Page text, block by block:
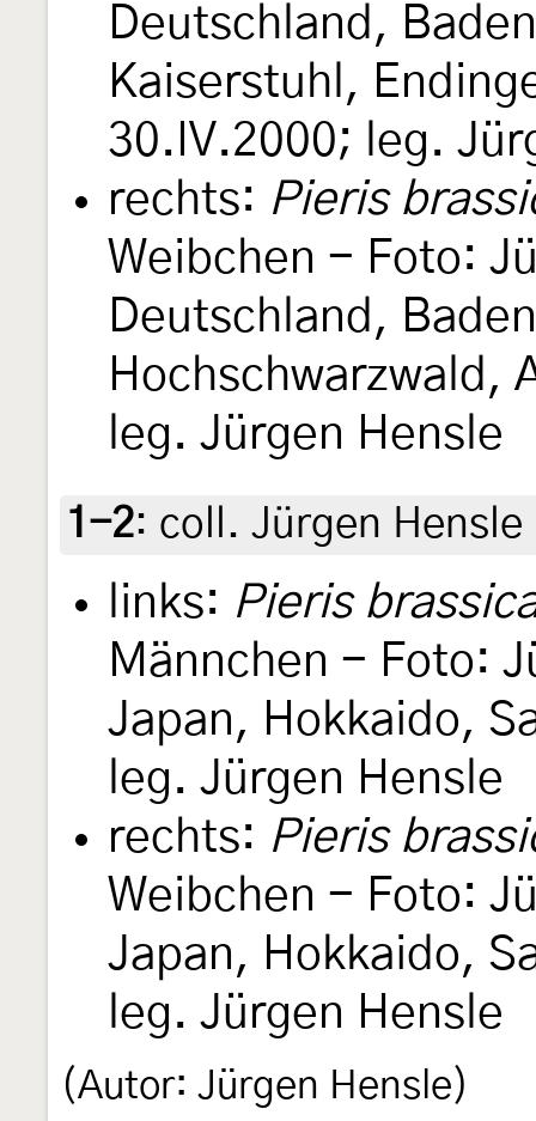
Deutschland,
Kaiserstuhl,
30.IV.2000; leg.
rechts: Pieris
Weibchen - Foto:
Deutschland,
Hochschwarzwald,
leg. Jürgen Hensle
1-2: coll. Jürgen Hensle
links: Pieris
Männchen - Foto:
Japan, Hokkaido,
leg. Jürgen Hensle
rechts: Pieris
Weibchen - Foto:
Japan, Hokkaido,
leg. Jürgen Hensle
(Autor: Jürgen Hensle)